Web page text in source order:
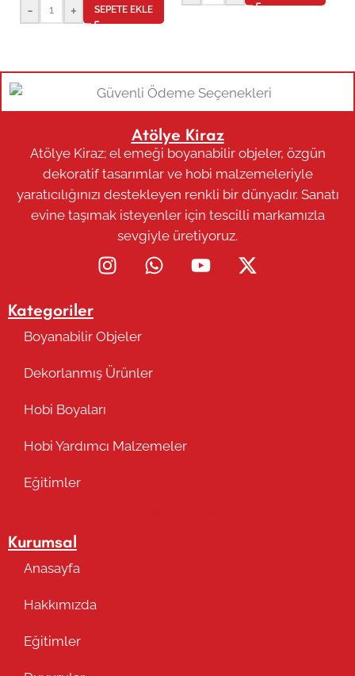
- + SEPETE EKLE
Atölye Kiraz
Atölye Kiraz; el emeği boyanabilir objeler, özgün
dekoratif tasarımlar ve hobi malzemeleriyle
yaratıcılığınızı destekleyen renkli bir dünyadır. Sanatı
evine taşımak isteyenler için tescilli markamızla
sevgiyle üretiyoruz.
Kategoriler
Boyanabilir Objeler
Dekorlanmış Ürünler
Hobi Boyaları
Hobi Yardımcı Malzemeler
Eğitimler
Kurumsal
Anasayfa
Hakkımızda
Eğitimler